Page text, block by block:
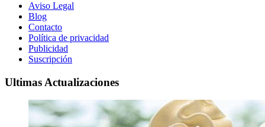
Aviso Legal
Blog
Contacto
Política de privacidad
Publicidad
Suscripción
Ultimas Actualizaciones